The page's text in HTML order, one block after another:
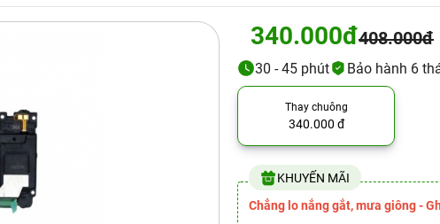
340.000đ408.000đ
30 - 45 phút Bảo hành 6
Thay chuông
340.000 đ
KHUYẾN MÃI
Chẳng lo nắng gắt, mưa giông -